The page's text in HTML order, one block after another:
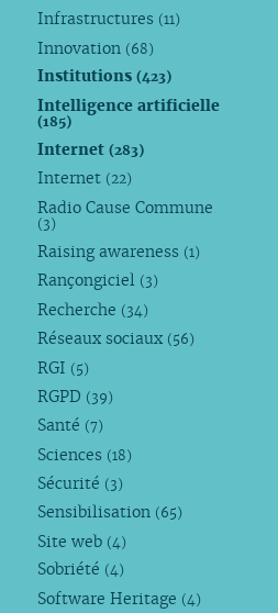
Infrastructures (11)
Innovation (68)
Institutions(423)
Intelligence artificielle
(185)
Internet(283)
Internet (22)
Radio Cause Commune
(3)
Raising awareness (1)
Rançongiciel (3)
Recherche (34)
Réseaux sociaux (56)
RGI (5)
RGPD (39)
Santé (7)
Sciences (18)
Sécurité (3)
Sensibilisation (65)
Site web (4)
Sobriété (4)
Software Heritage (4)